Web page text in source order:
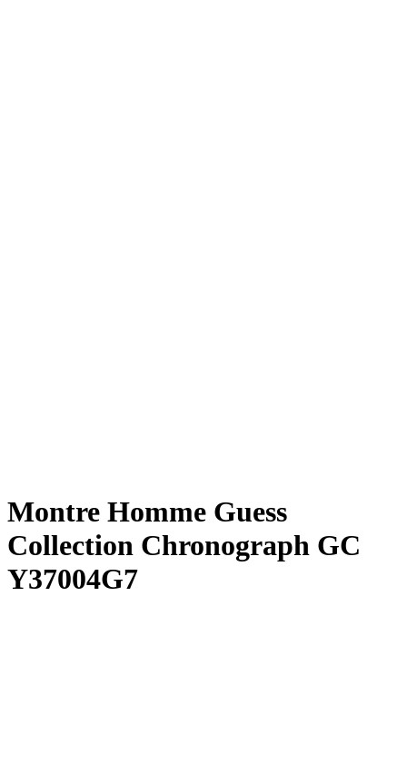
Montre Homme Guess
Collection Chronograph GC
Y37004G7